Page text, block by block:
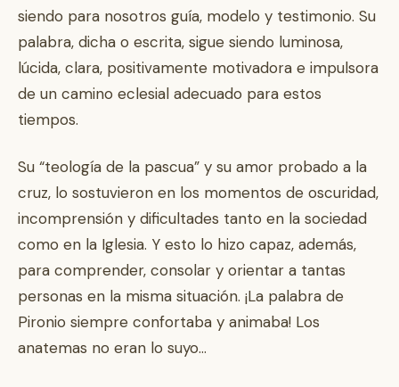
siendo para nosotros guía, modelo y testimonio. Su
palabra, dicha o escrita, sigue siendo luminosa,
lúcida, clara, positivamente motivadora e impulsora
de un camino eclesial adecuado para estos
tiempos.
Su “teología de la pascua” y su amor probado a la
cruz, lo sostuvieron en los momentos de oscuridad,
incomprensión y dificultades tanto en la sociedad
como en la Iglesia. Y esto lo hizo capaz, además,
para comprender, consolar y orientar a tantas
personas en la misma situación. ¡La palabra de
Pironio siempre confortaba y animaba! Los
anatemas no eran lo suyo…